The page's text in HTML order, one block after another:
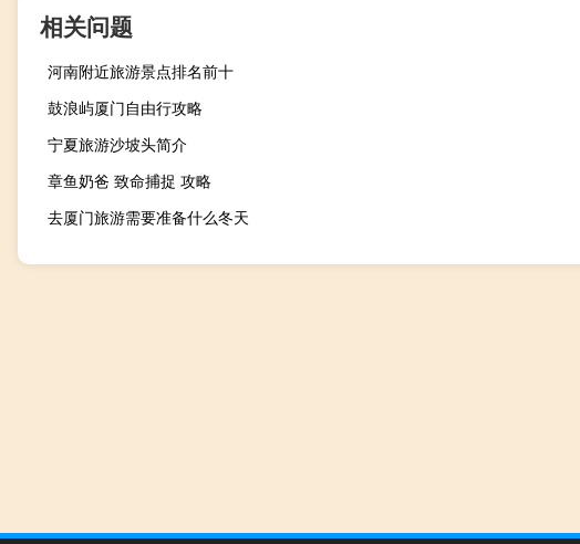
相关问题
河南附近旅游景点排名前十
鼓浪屿厦门自由行攻略
宁夏旅游沙坡头简介
章鱼奶爸 致命捕捉 攻略
去厦门旅游需要准备什么冬天